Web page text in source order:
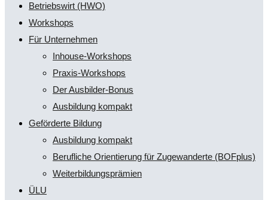
Betriebswirt (HWO)
Workshops
Für Unternehmen
Inhouse-Workshops
Praxis-Workshops
Der Ausbilder-Bonus
Ausbildung kompakt
Geförderte Bildung
Ausbildung kompakt
Berufliche Orientierung für Zugewanderte (BOFplus)
Weiterbildungsprämien
ÜLU